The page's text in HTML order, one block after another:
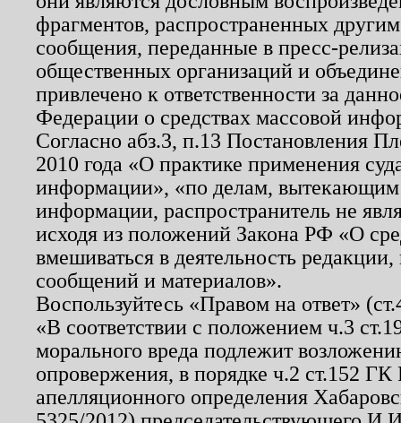
фрагментов, распространенных
сообщения, переданные в пресс-
общественных организаций и
привлечено к ответственности за
Федерации о средствах массовой
Согласно абз.3, п.13 Постановления
2010 года «О практике применения
информации», «по делам, вытекающим
информации, распространитель не
исходя из положений Закона РФ «О
вмешиваться в деятельность
сообщений и материалов».
Воспользуйтесь «Правом на ответ»
«В соответствии с положением ч.3
морального вреда подлежит
опровержения, в порядке ч.2 ст.152
апелляционного определения